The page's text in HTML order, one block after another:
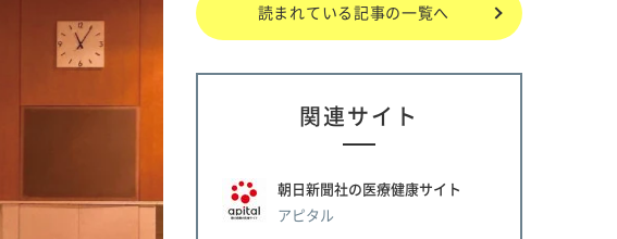
読まれている記事の一覧へ
関連サイト
朝日新聞社の医療健康サイト
アピタル